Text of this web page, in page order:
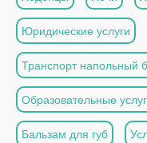
Юридические услуги
Транспорт напольный
Образовательные
Бальзам для губ